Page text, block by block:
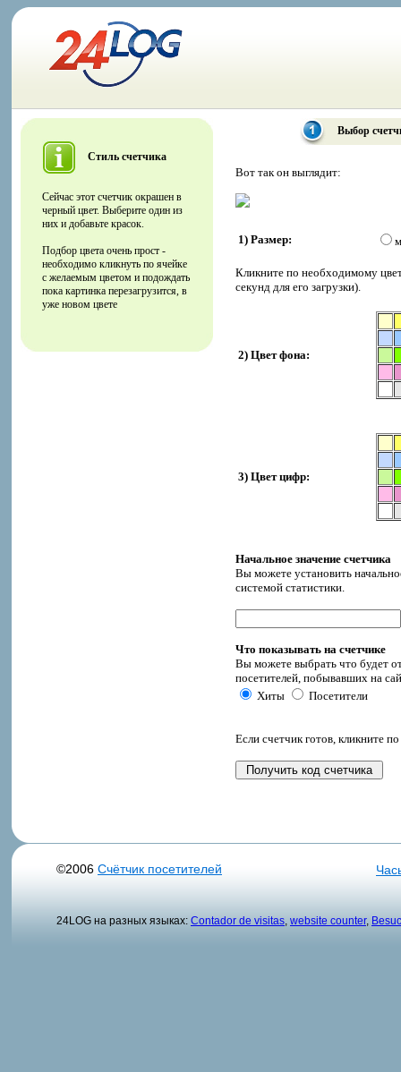
Стиль счетчика
Сейчас этот счетчик окрашен в
черный цвет. Выберите один из
них и добавьте красок.
Подбор цвета очень прост -
необходимо кликнуть по ячейке
с желаемым цветом и подождать
пока картинка перезагрузится, в
уже новом цвете
Выбор
Вот так он выглядит:
1) Размер:
Кликните по необходимому
секунд для его загрузки).
2) Цвет фона:
3) Цвет цифр:
Начальное значение счетчика
Вы можете установить
системой статистики.
Что показывать на счетчике
Вы можете выбрать что будет
посетителей, побывавших на
Хиты
Посетители
Если счетчик готов, кликните
©2006 Счётчик посетителей
24LOG на разных языках: Contador de visitas website counter,